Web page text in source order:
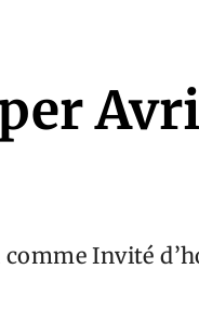
Invité